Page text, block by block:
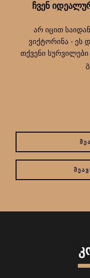
ᲩᲕᲔᲜ
არ იცით
ვიქტორინა - ეს
თქვენი